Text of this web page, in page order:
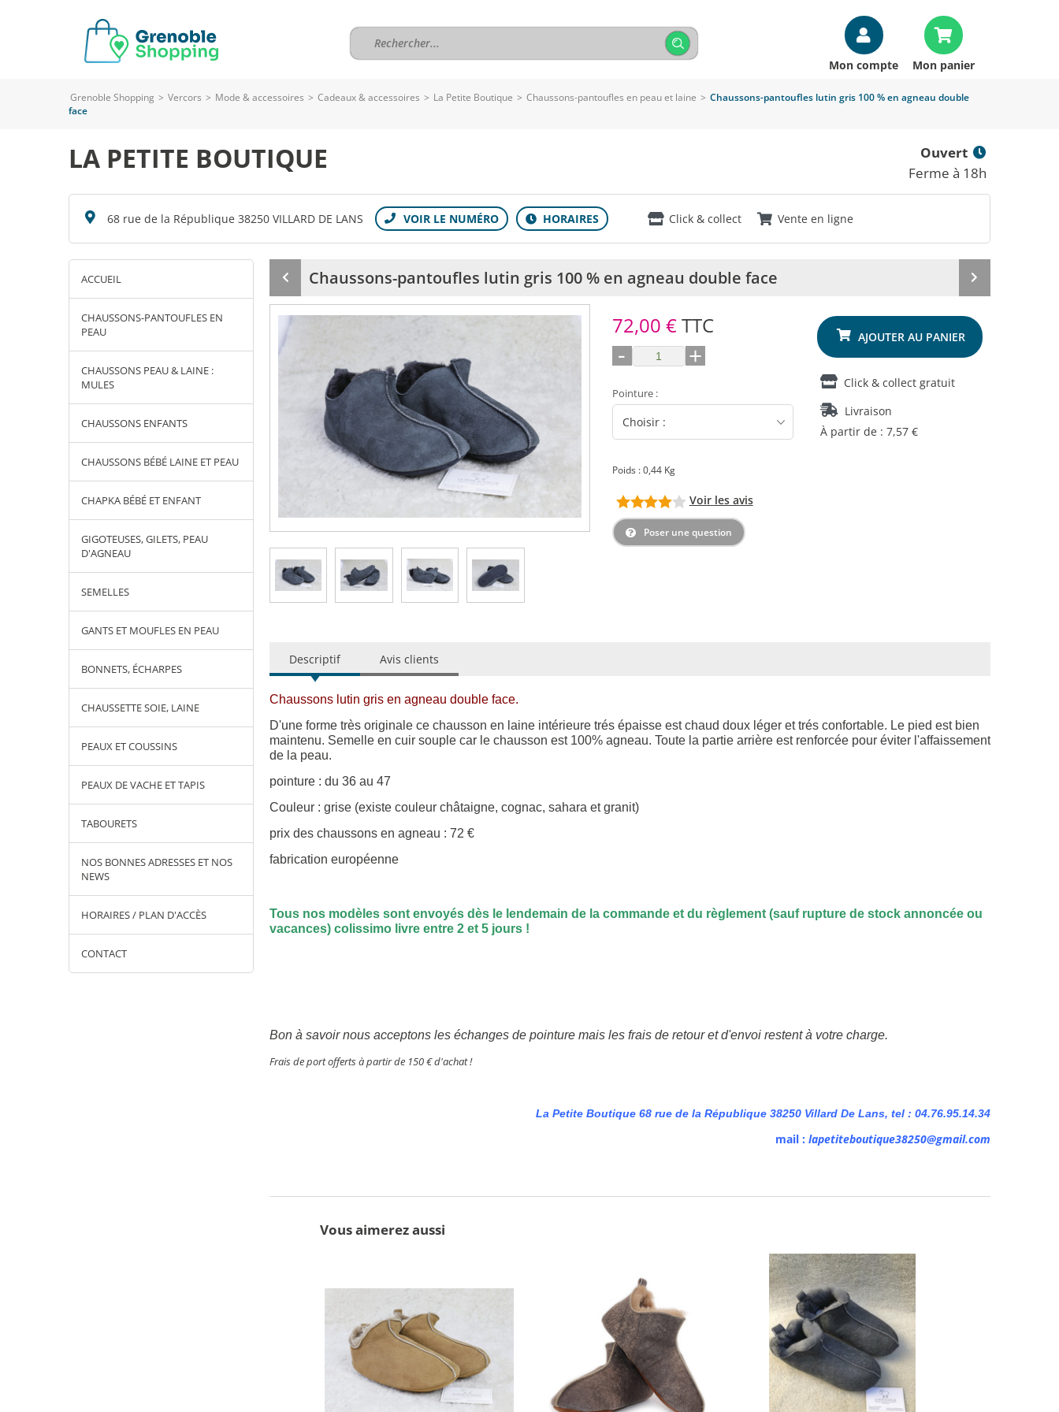
Mon compte Mon panier
Grenoble Shopping > Vercors > Mode & accessoires > Cadeaux & accessoires > La Petite Boutique > Chaussons-pantoufles en peau et laine > Chaussons-pantoufles lutin gris 100 % en agneau double
face
LA PETITE BOUTIQUE
Ouvert
Ferme à 18h
68 rue de la République 38250 VILLARD DE LANS Click & collect Vente en ligne
ACCUEIL
CHAUSSONS-PANTOUFLES EN
PEAU
CHAUSSONS PEAU & LAINE :
MULES
CHAUSSONS ENFANTS
CHAUSSONS BÉBÉ LAINE ET PEAU
CHAPKA BÉBÉ ET ENFANT
GIGOTEUSES, GILETS, PEAU
D'AGNEAU
SEMELLES
GANTS ET MOUFLES EN PEAU
BONNETS, ÉCHARPES
CHAUSSETTE SOIE, LAINE
PEAUX ET COUSSINS
PEAUX DE VACHE ET TAPIS
TABOURETS
NOS BONNES ADRESSES ET NOS
NEWS
HORAIRES / PLAN D'ACCÈS
CONTACT
Produit
précédent
Chaussons-pantoufles lutin gris 100 % en agneau double face
Produit
suivant
72,00 €TTC
- +
Pointure:
Poids : 0,44 Kg
Voir les avis
Poser une question
Click & collect gratuit
Livraison
À partir de : 7,57 €
Descriptif Avis clients
Chaussons lutin gris en agneau double face.
D'une forme très originale ce chausson en laine intérieure trés épaisse est chaud doux léger et trés confortable. Le pied est bien
maintenu. Semelle en cuir souple car le chausson est 100% agneau. Toute la partie arrière est renforcée pour éviter l'affaissement
de la peau.
pointure : du 36 au 47
Couleur : grise (existe couleur châtaigne, cognac, sahara et granit)
prix des chaussons en agneau : 72 €
fabrication européenne
Tous nos modèles sont envoyés dès le lendemain de la commande et du règlement (sauf rupture de stock annoncée ou
vacances) colissimo livre entre 2 et 5 jours !
Bon à savoir nous acceptons les échanges de pointure mais les frais de retour et d'envoi restent à votre charge.
Frais de port offerts à partir de 150 €d'achat !
La Petite Boutique 68 rue de la République 38250 Villard De Lans, tel : 04.76.95.14.34
mail : lapetiteboutique38250@gmail.com
Vous aimerez aussi